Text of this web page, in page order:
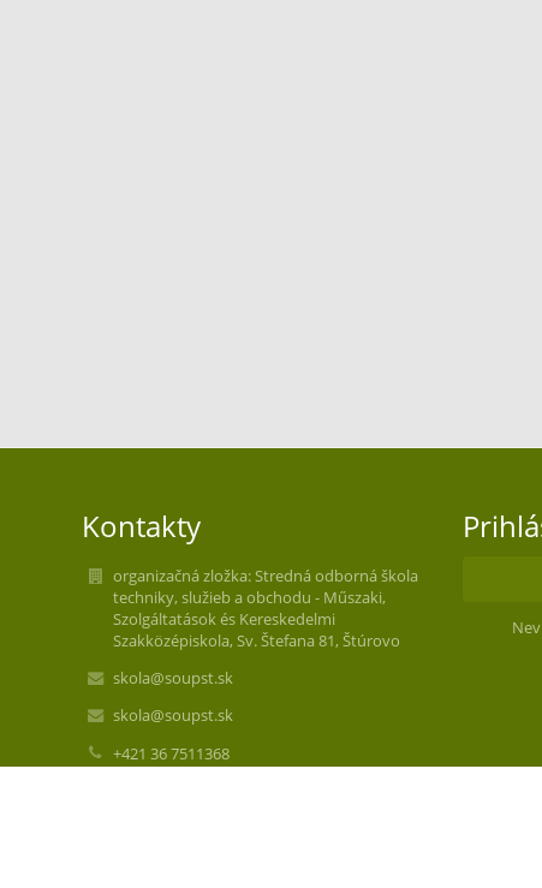
Kontakty
organizačná zložka: Stredná odborná škola
techniky, služieb a obchodu - Műszaki,
Szolgáltatások és Kereskedelmi
Szakközépiskola, Sv. Štefana 81, Štúrovo
skola@soupst.sk
skola@soupst.sk
+421 36 7511368